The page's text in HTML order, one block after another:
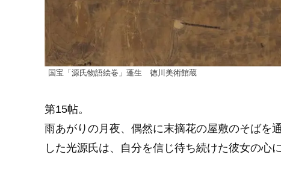
国宝「源氏物語絵巻」蓬生 徳川美術館蔵
第15帖。
雨あがりの月夜、偶然に末摘花の屋敷のそばを
した光源氏は、自分を信じ待ち続けた彼女の心